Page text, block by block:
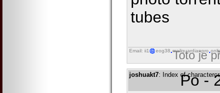
tubes
Email: ii1 eog38 mailguardianpro
Toto je
joshuakt7: Index ofPo -